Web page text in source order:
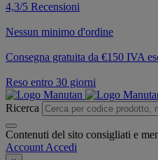
4,3/5 Recensioni
Nessun minimo d'ordine
Consegna gratuita da €150 IVA
Reso entro 30 giorni
Ricerca
Contenuti del sito consigliati e
Account Accedi